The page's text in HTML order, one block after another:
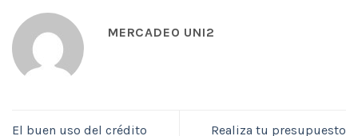
MERCADEO UNI2
El buen uso del crédito Realiza tu presupuesto